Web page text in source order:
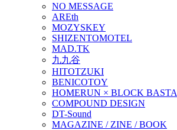
NO MESSAGE
AREth
MOZYSKEY
SHIZENTOMOTEL
MAD.TK
九九谷
HITOTZUKI
BENICOTOY
HOMERUN × BLOCK BASTA
COMPOUND DESIGN
DT-Sound
MAGAZINE / ZINE / BOOK